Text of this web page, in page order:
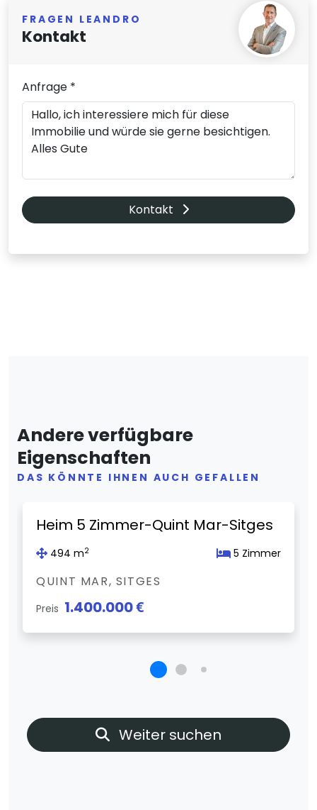
FRAGEN LEANDRO
Kontakt
Anfrage *
Kontakt
Andere verfügbare
Eigenschaften
DAS KÖNNTE IHNEN AUCH GEFALLEN
Heim 5 Zimmer-Quint Mar-Sitges
494 m2 5 Zimmer
QUINT MAR, SITGES
Preis 1.400.000 €
Weiter suchen